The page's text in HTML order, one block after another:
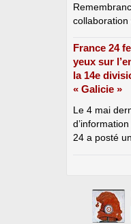
France 24
yeux sur
la 14e
« Galicie »
Le 4 mai
24 a posté